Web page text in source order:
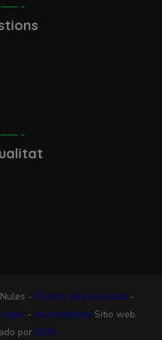
- Política de privacidad -
legal- Accesibilidad Sitio web
por ESPA